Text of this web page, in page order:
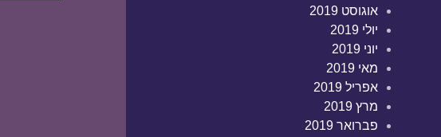
אוגוסט 2019
יולי 2019
יוני 2019
מאי 2019
אפריל 2019
מרץ 2019
פברואר 2019